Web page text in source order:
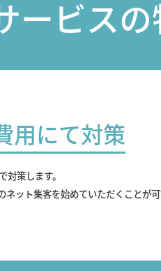
ービス
用にて対策
策します。
ット集客を始めていただくことが可